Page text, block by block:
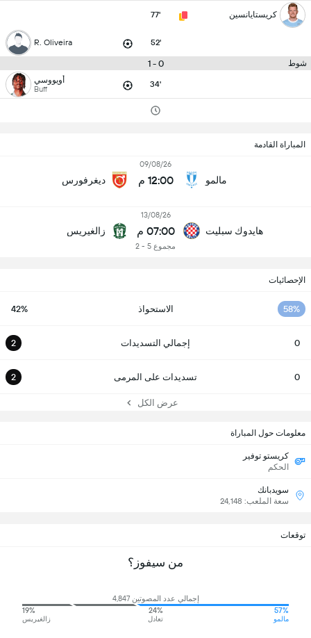
كريستايانسين 77'
52'
R. Oliveira
شوط 0 - 1
34' أويووسي
Buff
المباراة القادمة
مالمو
09/08/26
12:00 م ديغرفورس
هايدوك سبليت
13/08/26
07:00 م
مجموع 5 - 2
زالغيريس
الإحصائيات
58% الاستحواذ 42%
0 إجمالي التسديدات 2
0 تسديدات على المرمى 2
عرض الكل
معلومات حول المباراة
كريستو توفير
الحكم
سويدبانك
سعة الملعب: 24,148
توقعات
من سيفوز؟
إجمالي عدد المصوتين 4,847
57%
مالمو
24%
تعادل
19%
زالغيريس